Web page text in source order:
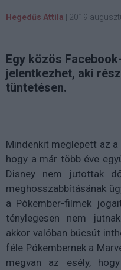
Hegedűs Attila 2019
Egy közös
jelentkezhet, aki
tüntetésen.
Mindenkit meglepett az
hogy a már több éve
Disney nem jutottak
meghosszabbításának
a Pókember-filmek
ténylegesen nem
akkor valóban búcsút
féle Pókembernek a
megvan az esély,